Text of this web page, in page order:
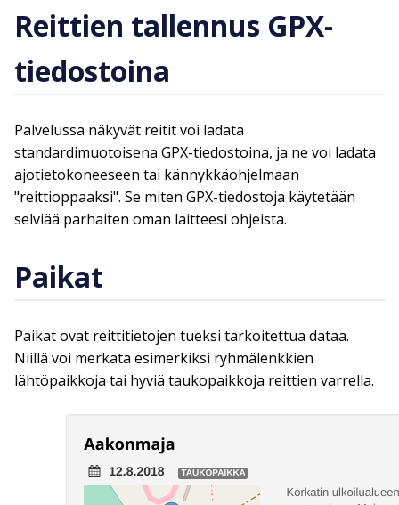
Reittien tallennus GPX-
tiedostoina
Palvelussa näkyvät reitit voi ladata
standardimuotoisena GPX-tiedostoina, ja ne voi ladata
ajotietokoneeseen tai kännykkäohjelmaan
"reittioppaaksi". Se miten GPX-tiedostoja käytetään
selviää parhaiten oman laitteesi ohjeista.
Paikat
Paikat ovat reittitietojen tueksi tarkoitettua dataa.
Niillä voi merkata esimerkiksi ryhmälenkkien
lähtöpaikkoja tai hyviä taukopaikkoja reittien varrella.